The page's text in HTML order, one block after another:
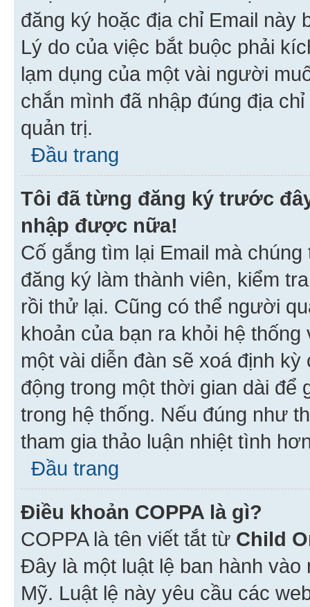
đăng ký hoặc địa chỉ Email này
Lý do của việc bắt buộc phải
lạm dụng của một vài người
chắn mình đã nhập đúng địa
quản trị.
Đầu trang
Tôi đã từng đăng ký trước
nhập được nữa!
Cố gắng tìm lại Email mà
đăng ký làm thành viên, kiểm
rồi thử lại. Cũng có thể người
khoản của bạn ra khỏi hệ
một vài diễn đàn sẽ xoá định
động trong một thời gian dài
trong hệ thống. Nếu đúng như
tham gia thảo luận nhiệt tình
Đầu trang
Điều khoản COPPA là gì?
COPPA là tên viết tắt từ Child
Đây là một luật lệ ban hành
Mỹ. Luật lệ này yêu cầu các